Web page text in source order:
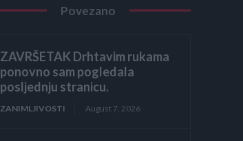
Povezano
ZAVRŠETAK Drhtavim rukama
ponovno sam pogledala
posljednju stranicu.
ZANIMLJIVOSTI August 7, 2026